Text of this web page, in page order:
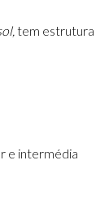
tem estrutura
e intermédia